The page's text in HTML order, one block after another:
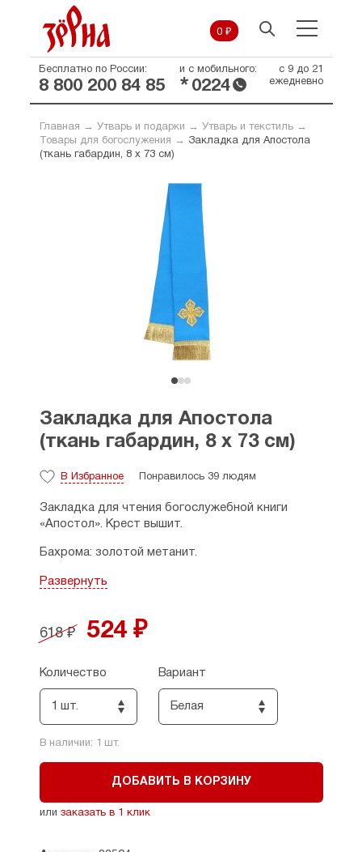
0 ₽
Бесплатно по России:
8 800 200 84 85
и с мобильного:
* 0224
с 9 до 21
ежедневно
Главная → Утварь и подарки → Утварь и текстиль→
Товары для богослужения →
Закладка для Апостола
(ткань габардин, 8 х 73 см)
Закладка для Апостола
(ткань габардин, 8 х 73 см)
В Избранное Понравилось 39 людям
Закладка для чтения богослужебной книги
«Апостол». Крест вышит.
Бахрома: золотой метанит.
Материал: габардин.
Страна производитель: Россия.
Развернуть
618 ₽ 524 ₽
Количество
1 шт.
В наличии: 1 шт.
Вариант
Белая
ДОБАВИТЬ В КОРЗИНУ
или заказать в 1 клик